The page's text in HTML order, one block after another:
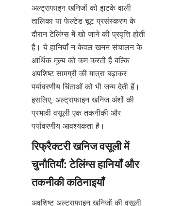
अल्ट्राफाइन खनिजों को झटके वाली
तालिका या फेल्टेड चूट प्रसंस्करण के
दौरान टेलिंग्स में खो जाने की प्रवृत्ति होती
है। ये हानियाँ न केवल खनन संचालन के
आर्थिक मूल्य को कम करती हैं बल्कि
अपशिष्ट सामग्री की मात्रा बढ़ाकर
पर्यावरणीय चिंताओं को भी जन्म देती हैं।
इसलिए, अल्ट्राफाइन खनिज अंशों की
प्रभावी वसूली एक तकनीकी और
रिफ्रैक्टरी खनिज वसूली में
चुनौतियाँ: टेलिंग्स हानियाँ और
अवशिष्ट अल्ट्राफाइन खनिजों की वसूली